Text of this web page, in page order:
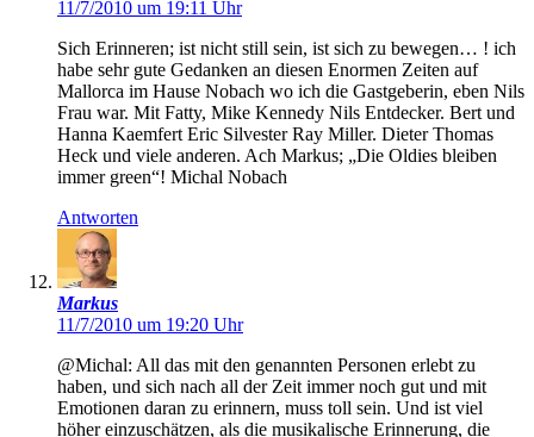
11/7/2010 um 19:11 Uhr
Sich Erinneren; ist nicht still sein, ist sich zu bewegen… ! ich
habe sehr gute Gedanken an diesen Enormen Zeiten auf
Mallorca im Hause Nobach wo ich die Gastgeberin, eben Nils
Frau war. Mit Fatty, Mike Kennedy Nils Entdecker. Bert und
Hanna Kaemfert Eric Silvester Ray Miller. Dieter Thomas
Heck und viele anderen. Ach Markus; „Die Oldies bleiben
immer green“! Michal Nobach
Antworten
Markus
11/7/2010 um 19:20 Uhr
@Michal: All das mit den genannten Personen erlebt zu
haben, und sich nach all der Zeit immer noch gut und mit
Emotionen daran zu erinnern, muss toll sein. Und ist viel
höher einzuschätzen, als die musikalische Erinnerung, die